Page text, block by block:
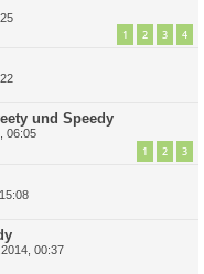
1 2 3 4
und Speedy
06:05
1 2 3
00:37